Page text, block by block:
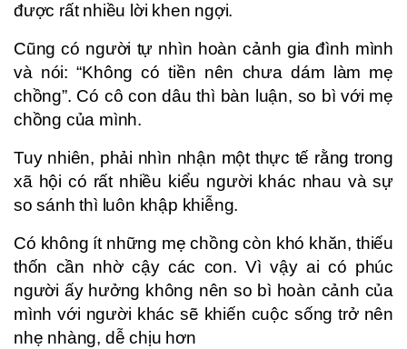
được rất nhiều lời khen ngợi.
Cũng có người tự nhìn hoàn cảnh gia đình mình
và nói: “Không có tiền nên chưa dám làm mẹ
chồng”. Có cô con dâu thì bàn luận, so bì với mẹ
chồng của mình.
Tuy nhiên, phải nhìn nhận một thực tế rằng trong
xã hội có rất nhiều kiểu người khác nhau và sự
so sánh thì luôn khập khiễng.
Có không ít những mẹ chồng còn khó khăn, thiếu
thốn cần nhờ cậy các con. Vì vậy ai có phúc
người ấy hưởng không nên so bì hoàn cảnh của
mình với người khác sẽ khiến cuộc sống trở nên
nhẹ nhàng, dễ chịu hơn